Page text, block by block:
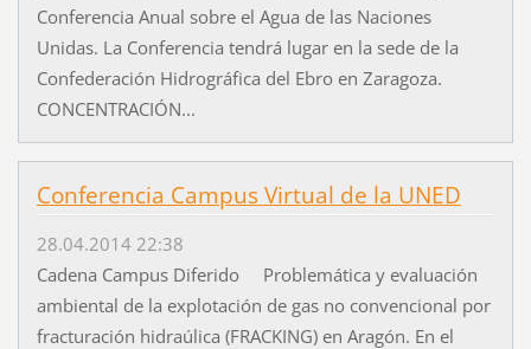
Conferencia Anual sobre el Agua de las Naciones
Unidas. La Conferencia tendrá lugar en la sede de la
Confederación Hidrográfica del Ebro en Zaragoza.
CONCENTRACIÓN...
Conferencia Campus Virtual de la UNED
28.04.2014 22:38
Cadena Campus Diferido Problemática y evaluación
ambiental de la explotación de gas no convencional por
fracturación hidraúlica (FRACKING) en Aragón. En el